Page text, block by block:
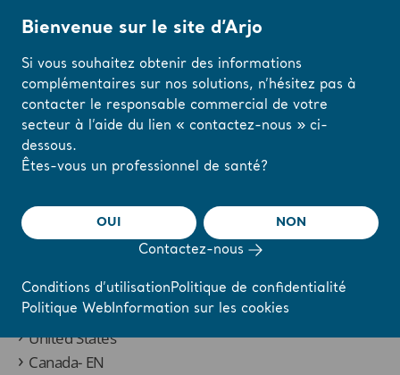
Modifiez votre
langue ici
J'AI COMPRIS
Accueil / Country Selector Clinical Whitepaper
To request a copy of the Clinical
Whitepaper, please select your country:
United Kingdom
United States
Canada- EN
Bienvenue sur le site d’Arjo
Si vous souhaitez obtenir des informations
complémentaires sur nos solutions, n’hésitez pas à
contacter le responsable commercial de votre
secteur à l’aide du lien « contactez-nous » ci-
dessous.
Êtes-vous un professionnel de santé?
OUI NON
Contactez-nous
Conditions d’utilisationPolitique de confidentialité
Politique WebInformation sur les cookies